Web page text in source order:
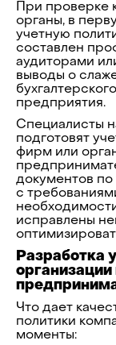
При
органы, в
учетную
составлен
аудиторами
выводы о
предприятия.
Специалисты
подготовят
фирм или
документов по
с
исправлены
Разработка
Что дает
политики
моменты: